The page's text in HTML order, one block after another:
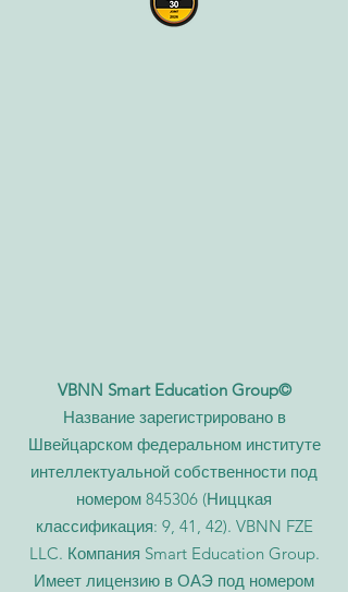
VBNN Smart Education Group©
Название зарегистрировано в
Швейцарском федеральном институте
интеллектуальной собственности под
номером 845306 (Ниццкая
классификация: 9, 41, 42). VBNN FZE
LLC. Компания Smart Education Group.
Имеет лицензию в ОАЭ под номером